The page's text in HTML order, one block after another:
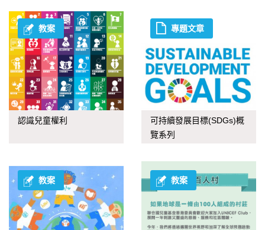
教案
認識兒童權利
專題文章
可持續發展目標(SDGs)概
覽系列
教案 教案